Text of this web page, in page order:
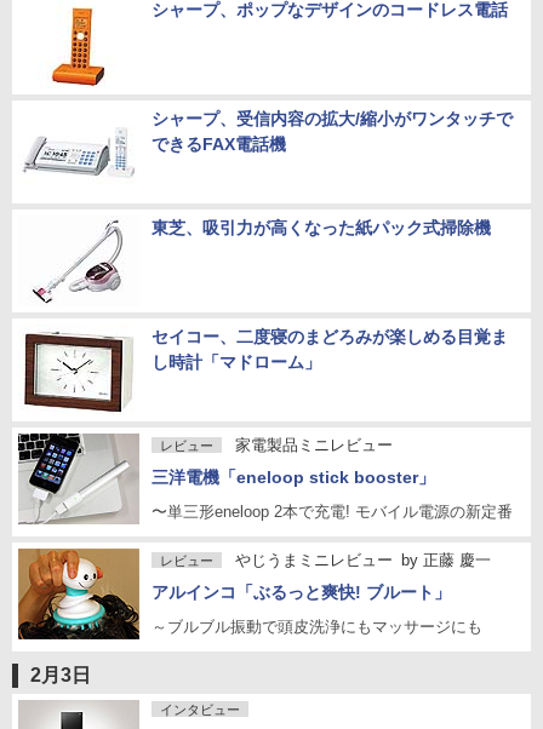
シャープ、ポップなデザインのコードレス電話
シャープ、受信内容の拡大/縮小がワンタッチで
できるFAX電話機
東芝、吸引力が高くなった紙パック式掃除機
セイコー、二度寝のまどろみが楽しめる目覚ま
し時計「マドローム」
レビュー 家電製品ミニレビュー
三洋電機「eneloop stick booster」
〜単三形eneloop 2本で充電! モバイル電源の新定番
レビュー やじうまミニレビュー by 正藤 慶一
アルインコ「ぶるっと爽快! ブルート」
～ブルブル振動で頭皮洗浄にもマッサージにも
2月3日
インタビュー